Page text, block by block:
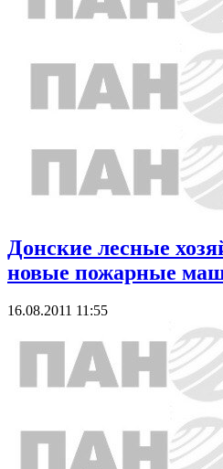
Донские лесные
новые пожарные
16.08.2011 11:55